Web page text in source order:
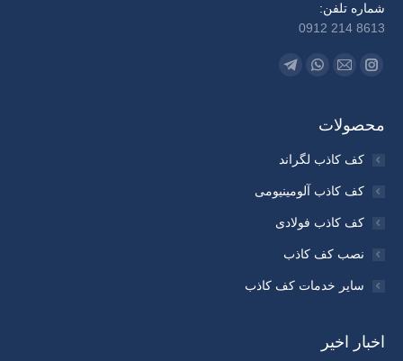
شماره تلفن:
8613 214 0912
Find us on:
Instagram
opens
new
window
opens
new
window
Whatsapp
new
window
new
window
محصولات
کف کاذب لگراند
کف کاذب آلومینیومی
کف کاذب فولادی
نصب کف کاذب
سایر خدمات کف کاذب
اخبار اخیر